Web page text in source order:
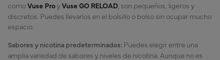
comoVuse ProyVuse GO RELOAD , son pequeños, ligeros y
discretos. Puedes llevarlos en el bolsillo o bolso sin ocupar mucho
espacio.
Sabores y nicotina predeterminados: Puedes elegir entre una
amplia variedad de sabores y niveles de nicotina. Aunque no es